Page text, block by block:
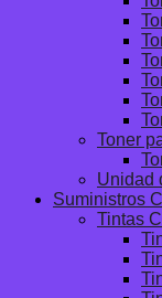
Toner
Unidad
Suministros
Tintas